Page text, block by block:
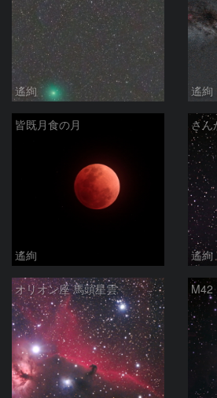
遙絢 遙絢
皆既月食の月
遙絢
さ
遙絢
オリオン座 馬頭星雲 M42